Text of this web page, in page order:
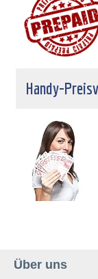
Handy-
Über uns